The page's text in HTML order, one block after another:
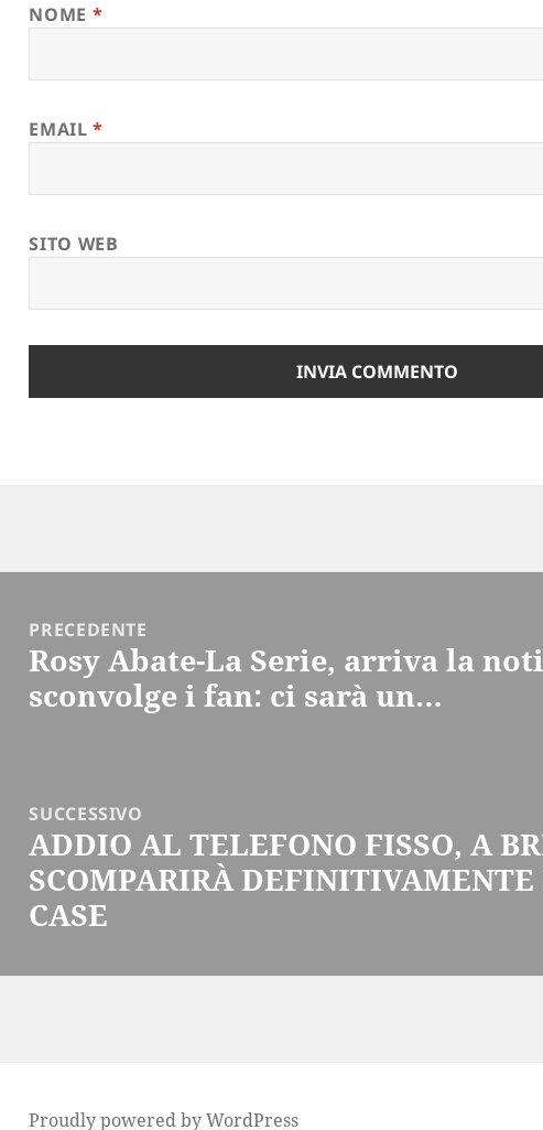
NOME *
EMAIL*
SITO WEB
PRECEDENTE
Articolo
precedente:
Rosy Abate-La Serie, arriva la
sconvolge i fan: ci sarà un…
SUCCESSIVO
Articolo
successivo:
ADDIO AL TELEFONO FISSO, A
SCOMPARIRÀ
CASE
Proudly powered by WordPress